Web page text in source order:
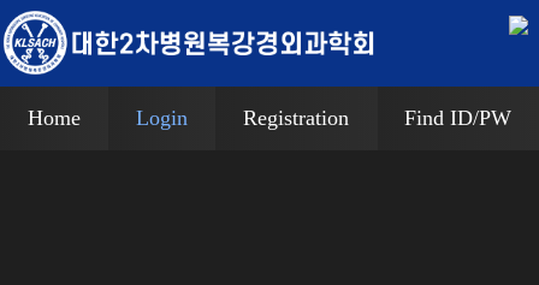
Home Login Registration Find ID/PW